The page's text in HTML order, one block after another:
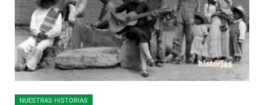
NUESTRAS HISTORIAS